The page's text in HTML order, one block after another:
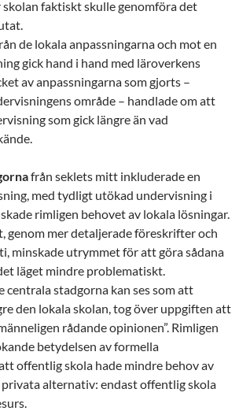
faktiskt skulle genomföra det
de lokala anpassningarna och mot en
gick hand i hand med läroverkens
av anpassningarna som gjorts –
område – handlade om att
som gick längre än vad
från seklets mitt inkluderade en
med tydligt utökad undervisning i
rimligen behovet av lokala lösningar.
genom mer detaljerade föreskrifter och
minskade utrymmet för att göra sådana
läget mindre problematiskt.
centrala stadgorna kan ses som att
den lokala skolan, tog över uppgiften att
rådande opinionen”. Rimligen
betydelsen av formella
offentlig skola hade mindre behov av
alternativ: endast offentlig skola